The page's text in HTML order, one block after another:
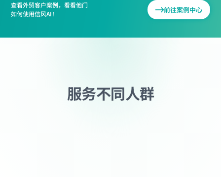
查看外贸客户案例，看看他门
如何使用信风AI！
前往案例中心
服务不同人群